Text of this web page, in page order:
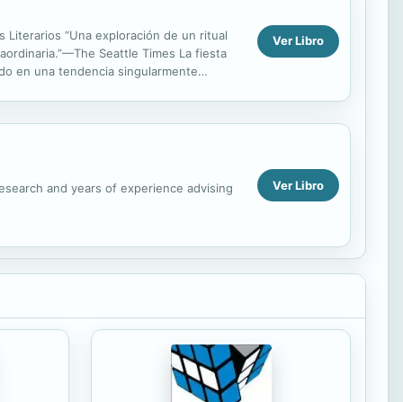
Literarios “Una exploración de un ritual
Seattle Times La fiesta
en una tendencia singularmente
Ver Libro
and years of experience advising Ver Libro